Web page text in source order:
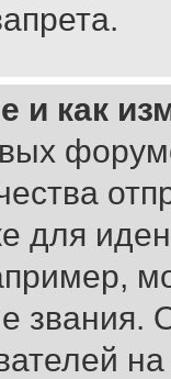
и как
для
звания.